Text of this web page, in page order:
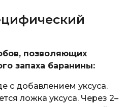
позволяющих
запаха баранины:
с добавлением уксуса.
ложка уксуса. Через 2–